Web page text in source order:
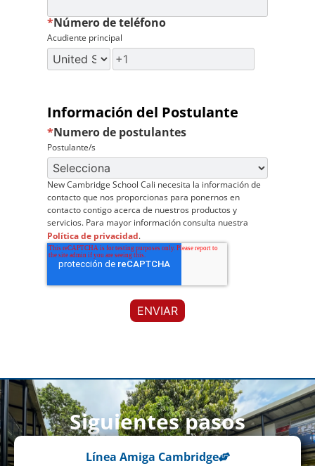
Número de teléfono
*
Acudiente principal
Información del Postulante
Numero de postulantes
*
Postulante/s
New Cambridge School Cali necesita la información de
contacto que nos proporcionas para ponernos en
contacto contigo acerca de nuestros productos y
servicios. Para mayor información consulta nuestra
Política de privacidad.
Siguientes pasos
Línea Amiga Cambridge